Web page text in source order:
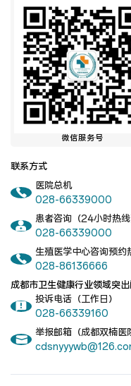
科研介绍
通知公告
招聘职位
微信服务号
联系方式
医院总机
028-66339000
患者咨询（24小时热线
028-66339000
生殖医学中心咨询预约
028-86136666
成都市卫生健康行业领域突
投诉电话（工作日）
028-66339160
举报邮箱（成都双楠医